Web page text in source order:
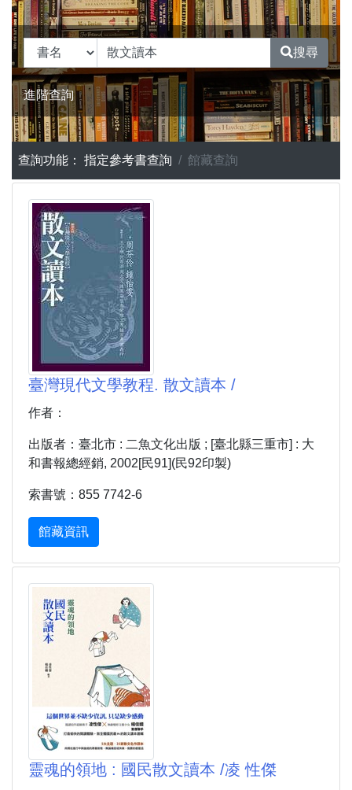
搜尋
進階查詢
查詢功能： 指定參考書查詢 館藏查詢
臺灣現代文學教程. 散文讀本 /
作者：
出版者：臺北市 : 二魚文化出版 ; [臺北縣三重市] : 大
和書報總經銷, 2002[民91](民92印製)
索書號：855 7742-6
館藏資訊
靈魂的領地 : 國民散文讀本 /凌 性傑